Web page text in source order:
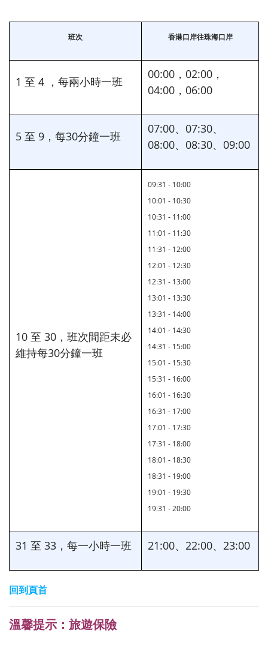
班次 香港口岸往珠海口岸
1 至 4 ，每兩小時一班
00:00，02:00，
04:00，06:00
5 至 9，每30分鐘一班
07:00、07:30、
08:00、08:30、09:00
10 至 30，班次間距未必
維持每30分鐘一班
09:31 - 10:00
10:01 - 10:30
10:31 - 11:00
11:01 - 11:30
11:31 - 12:00
12:01 - 12:30
12:31 - 13:00
13:01 - 13:30
13:31 - 14:00
14:01 - 14:30
14:31 - 15:00
15:01 - 15:30
15:31 - 16:00
16:01 - 16:30
16:31 - 17:00
17:01 - 17:30
17:31 - 18:00
18:01 - 18:30
18:31 - 19:00
19:01 - 19:30
19:31 - 20:00
31 至 33，每一小時一班 21:00、22:00、23:00
回到頁首
溫馨提示：旅遊保險